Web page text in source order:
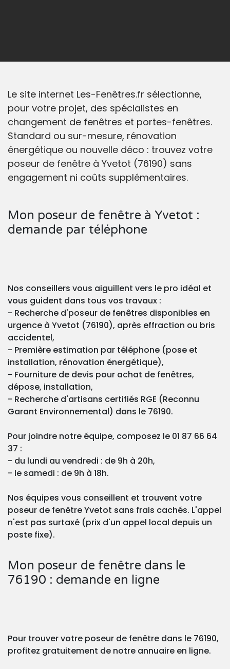
Le site internet Les-Fenêtres.fr sélectionne,
pour votre projet, des spécialistes en
changement de fenêtres et portes-fenêtres.
Standard ou sur-mesure, rénovation
énergétique ou nouvelle déco : trouvez votre
poseur de fenêtre à Yvetot (76190) sans
engagement ni coûts supplémentaires.
Mon poseur de fenêtre à Yvetot :
demande par téléphone
Nos conseillers vous aiguillent vers le pro idéal et
vous guident dans tous vos travaux :
- Recherche d'poseur de fenêtres disponibles en
urgence à Yvetot (76190), après effraction ou bris
accidentel,
- Première estimation par téléphone (pose et
installation, rénovation énergétique),
- Fourniture de devis pour achat de fenêtres,
dépose, installation,
- Recherche d'artisans certifiés RGE (Reconnu
Garant Environnemental) dans le 76190.
Pour joindre notre équipe, composez le 01 87 66 64
37 :
- du lundi au vendredi : de 9h à 20h,
- le samedi : de 9h à 18h.
Nos équipes vous conseillent et trouvent votre
poseur de fenêtre Yvetot sans frais cachés. L'appel
n'est pas surtaxé (prix d'un appel local depuis un
poste fixe).
Mon poseur de fenêtre dans le
76190 : demande en ligne
Pour trouver votre poseur de fenêtre dans le 76190,
profitez gratuitement de notre annuaire en ligne.